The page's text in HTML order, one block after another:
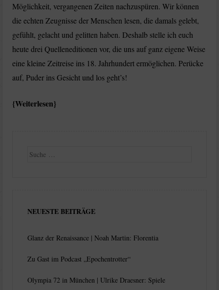
Möglichkeit, vergangenen Zeiten nachzuspüren. Wir können
die echten Zeugnisse der Menschen lesen, die damals gelebt,
gefühlt, gelacht und gelitten haben. Deshalb stelle ich euch
heute drei Quelleneditionen vor, die uns auf ganz eigene Weise
eine kleine Zeitreise ins 18. Jahrhundert ermöglichen. Perücke
auf, Puder ins Gesicht und los geht’s!
Weiterlesen
Suche
NEUESTE BEITRÄGE
Glanz der Renaissance | Noah Martin: Florentia
Zu Gast im Podcast „Epochentrotter“
Olympia 72 in München | Ulrike Draesner: Spiele